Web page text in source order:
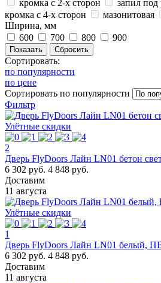
кромка с 2-х сторон
запил под
кромка с 4-х сторон
мазонитовая
Ширина, мм
600
700 800 900
Сортировать:
по популярности
по цене
Сортировать по популярности
Фильтр
Улётные скидки
2
Дверь FlyDoors Лайн LN01 бетон
6 302 руб. 4 848 руб.
Доставим
11 августа
Улётные скидки
1
Дверь FlyDoors Лайн LN01 белый,
6 302 руб. 4 848 руб.
Доставим
11 августа